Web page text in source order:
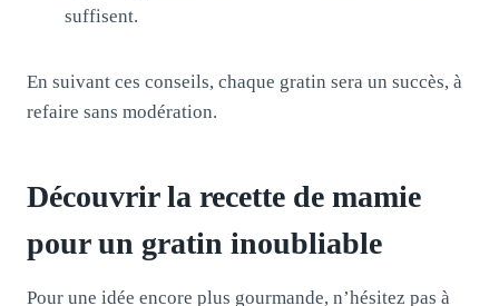
suffisent.
En suivant ces conseils, chaque gratin sera un succès, à
refaire sans modération.
Découvrir la recette de mamie
pour un gratin inoubliable
Pour une idée encore plus gourmande, n’hésitez pas à